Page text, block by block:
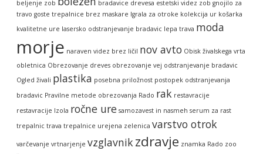
beljenje zob bradavice drevesa estetski videz zob gnojilo za
travo goste trepalnice brez maskare Igrala za otroke kolekcija ur košarka
kvalitetne ure lasersko odstranjevanje bradavic lepa trava moda
morje naraven videz brez ličil nov avto Obisk živalskega vrta
obletnica Obrezovanje dreves obrezovanje vej odstranjevanje bradavic
Ogled živali plastika posebna priložnost postopek odstranjevanja
bradavic Pravilne metode obrezovanja Rado rak restavracije
restavracije Izola ročne ure samozavest in nasmeh serum za rast
trepalnic trava trepalnice urejena zelenica varstvo otrok
varčevanje vrtnarjenje vzglavnikzdravje znamka Rado zoo